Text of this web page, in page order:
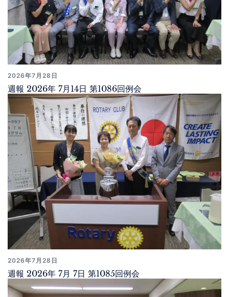
2026年7月28日
週報 2026年 7月14日 第1086回例会
2026年7月28日
週報 2026年 7月 7日 第1085回例会